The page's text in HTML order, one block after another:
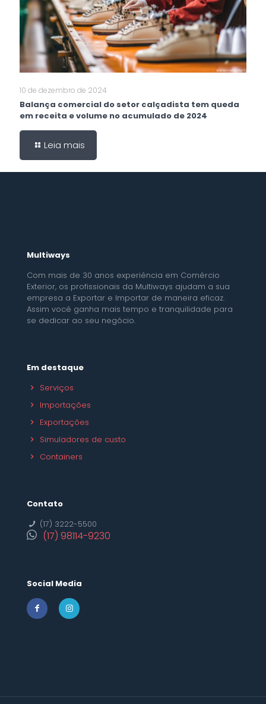
10 de dezembro de 2024
Balança comercial do setor calçadista tem queda
em receita e volume no acumulado de 2024
Leia mais
Multiways
Com mais de 30 anos experiência em Comércio
Exterior, os profissionais da Multiways ajudam a sua
empresa a Exportar e Importar de maneira eficaz.
Assim você ganha mais tempo e tranquilidade para
se dedicar ao seu negócio.
Em destaque
Serviços
Importações
Exportações
Simuladores de custo
Containers
Contato
(17) 3222-5500
(17) 98114-9230
Social Media